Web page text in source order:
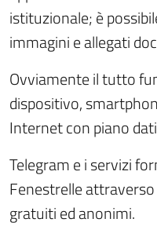
istituzionale; è
immagini e allegati
Ovviamente il tutto
dispositivo,
Internet con piano
Telegram e i servizi
Fenestrelle
gratuiti ed anonimi.